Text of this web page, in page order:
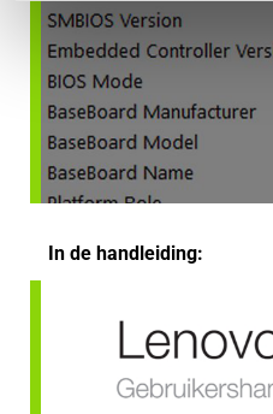
In de handleiding: